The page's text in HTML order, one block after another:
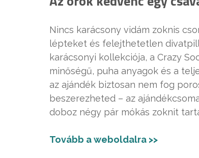
Nincs karácsony vidám zoknis
lépteket és felejthetetlen
karácsonyi kollekciója, a Crazy
minőségű, puha anyagok és a
az ajándék biztosan nem fog
beszerezheted – az
doboz négy pár mókás zoknit
Tovább a weboldalra >>